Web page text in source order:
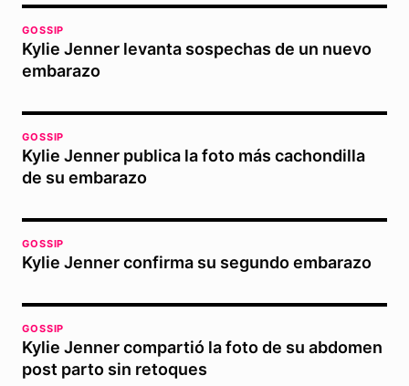
GOSSIP
Kylie Jenner levanta sospechas de un nuevo
embarazo
GOSSIP
Kylie Jenner publica la foto más cachondilla
de su embarazo
GOSSIP
Kylie Jenner confirma su segundo embarazo
GOSSIP
Kylie Jenner compartió la foto de su abdomen
post parto sin retoques